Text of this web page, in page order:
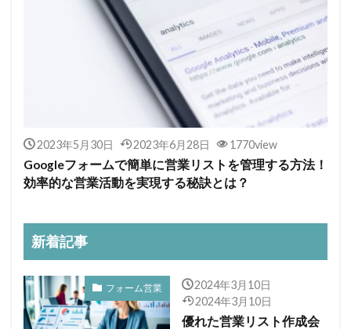
2023年5月30日 2023年6月28日 1770view
Googleフォームで簡単に営業リストを管理する方法！
効率的な営業活動を実現する秘訣とは？
新着記事
フォーム営業
2024年3月10日
2024年3月10日
優れた営業リスト作成会